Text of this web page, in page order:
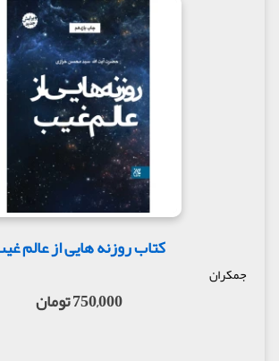
کتاب روزنه هایی از عالم
جمکران
750,000 تومان